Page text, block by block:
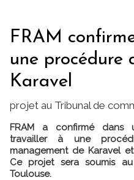
FRAM
une procédure
Karavel
projet au Tribunal de
FRAM a confirmé dans
travailler à une
management de Karavel
Ce projet sera soumis
Toulouse.